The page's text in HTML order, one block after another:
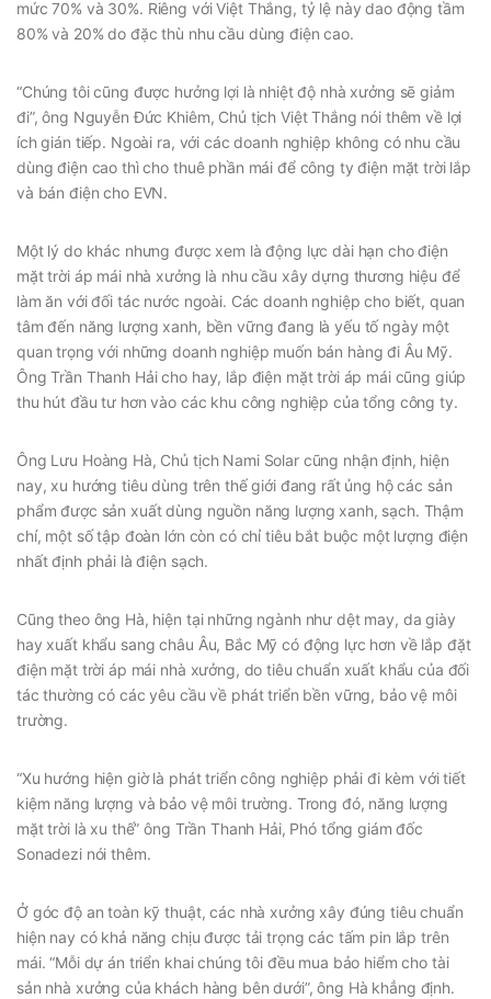
mức 70% và 30%. Riêng với Việt Thắng, tỷ lệ này dao động tầm
80% và 20% do đặc thù nhu cầu dùng điện cao.
“Chúng tôi cũng được hưởng lợi là nhiệt độ nhà xưởng sẽ giảm
đi”, ông Nguyễn Đức Khiêm, Chủ tịch Việt Thắng nói thêm về lợi
ích gián tiếp. Ngoài ra, với các doanh nghiệp không có nhu cầu
dùng điện cao thì cho thuê phần mái để công ty điện mặt trời lắp
và bán điện cho EVN.
Một lý do khác nhưng được xem là động lực dài hạn cho điện
mặt trời áp mái nhà xưởng là nhu cầu xây dựng thương hiệu để
làm ăn với đối tác nước ngoài. Các doanh nghiệp cho biết, quan
tâm đến năng lượng xanh, bền vững đang là yếu tố ngày một
quan trọng với những doanh nghiệp muốn bán hàng đi Âu Mỹ.
Ông Trần Thanh Hải cho hay, lắp điện mặt trời áp mái cũng giúp
thu hút đầu tư hơn vào các khu công nghiệp của tổng công ty.
Ông Lưu Hoàng Hà, Chủ tịch Nami Solar cũng nhận định, hiện
nay, xu hướng tiêu dùng trên thế giới đang rất ủng hộ các sản
phẩm được sản xuất dùng nguồn năng lượng xanh, sạch. Thậm
chí, một số tập đoàn lớn còn có chỉ tiêu bắt buộc một lượng điện
nhất định phải là điện sạch.
Cũng theo ông Hà, hiện tại những ngành như dệt may, da giày
hay xuất khẩu sang châu Âu, Bắc Mỹ có động lực hơn về lắp đặt
điện mặt trời áp mái nhà xưởng, do tiêu chuẩn xuất khẩu của đối
tác thường có các yêu cầu về phát triển bền vững, bảo vệ môi
trường.
“Xu hướng hiện giờ là phát triển công nghiệp phải đi kèm với tiết
kiệm năng lượng và bảo vệ môi trường. Trong đó, năng lượng
mặt trời là xu thế” ông Trần Thanh Hải, Phó tổng giám đốc
Sonadezi nói thêm.
Ở góc độ an toàn kỹ thuật, các nhà xưởng xây đúng tiêu chuẩn
hiện nay có khả năng chịu được tải trọng các tấm pin lắp trên
mái. “Mỗi dự án triển khai chúng tôi đều mua bảo hiểm cho tài
sản nhà xưởng của khách hàng bên dưới”, ông Hà khẳng định.